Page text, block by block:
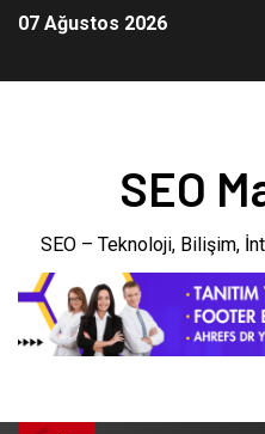
07 Ağustos 2026
SEO
SEO – Teknoloji, Bilişim,